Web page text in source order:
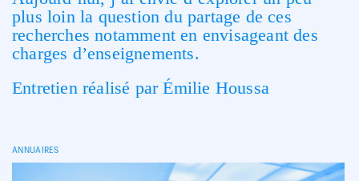
plus loin la question du partage de ces
recherches notamment en envisageant des
charges d’enseignements.
Entretien réalisé par Émilie Houssa
ANNUAIRES